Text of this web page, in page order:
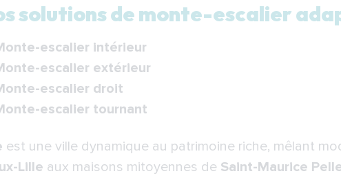
solutions de monte-escalier
escalier intérieur
escalier extérieur
escalier droit
escalier tournant
est une ville dynamique au patrimoine riche, mêlant
Lille aux maisons mitoyennes de Saint-Maurice